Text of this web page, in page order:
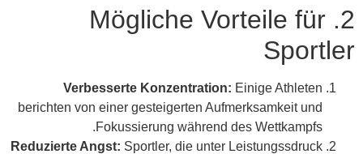
2. Mögliche Vorteile für
Sportler
Verbesserte Konzentration: Einige Athleten
berichten von einer gesteigerten Aufmerksamkeit und
Fokussierung während des Wettkampfs.
Reduzierte Angst: Sportler, die unter Leistungssdruck